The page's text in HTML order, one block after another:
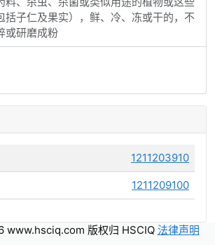
括子仁及果实），鲜、冷、冻或干的，不
或研磨成粉
1211203910
1211209100
版权归 HSCIQ 法律声明